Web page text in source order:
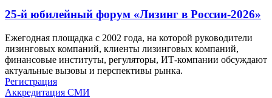
25-й юбилейный форум «Лизинг в России-2026»
Ежегодная площадка с 2002 года, на которой руководители
лизинговых компаний, клиенты лизинговых компаний,
финансовые институты, регуляторы, ИТ-компании обсуждают
актуальные вызовы и перспективы рынка.
Регистрация
Аккредитация СМИ